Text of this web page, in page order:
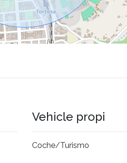
Vehicle propi
Coche/Turismo